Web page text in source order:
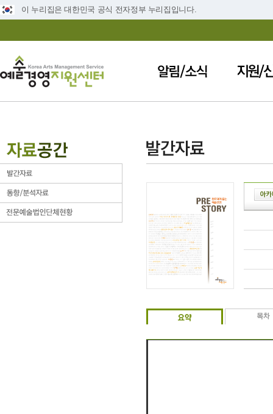
이 누리집은 대한민국 공식 전자정부 누리집입니다.